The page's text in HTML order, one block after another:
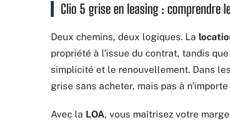
Clio 5 grise en leasing : comprendre
Deux chemins, deux logiques. La
propriété à l’issue du contrat, tandis
simplicité et le renouvellement. Dans
grise sans acheter, mais pas à
Avec la LOA, vous maîtrisez votre